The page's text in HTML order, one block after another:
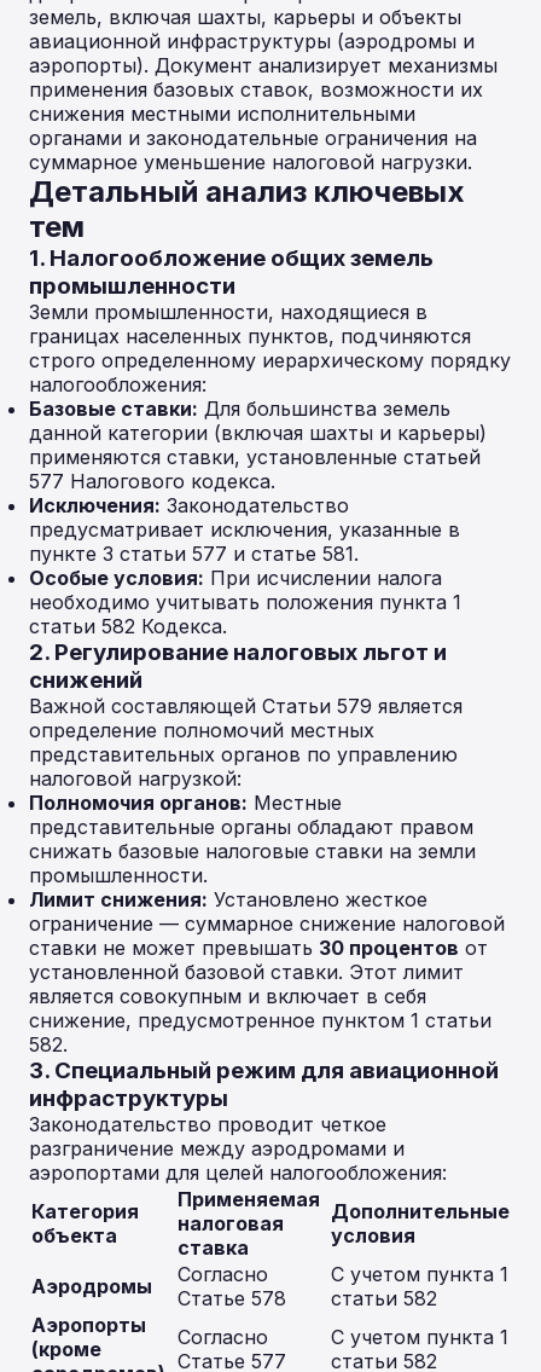
земель, включая шахты, карьеры и объекты
авиационной инфраструктуры (аэродромы и
аэропорты). Документ анализирует механизмы
применения базовых ставок, возможности их
снижения местными исполнительными
органами и законодательные ограничения на
суммарное уменьшение налоговой нагрузки.
Детальный анализ ключевых
тем
1. Налогообложение общих земель
промышленности
Земли промышленности, находящиеся в
границах населенных пунктов, подчиняются
строго определенному иерархическому порядку
налогообложения:
Базовые ставки: Для большинства земель
данной категории (включая шахты и карьеры)
применяются ставки, установленные статьей
577 Налогового кодекса.
Исключения: Законодательство
предусматривает исключения, указанные в
пункте 3 статьи 577 и статье 581.
Особые условия: При исчислении налога
необходимо учитывать положения пункта 1
статьи 582 Кодекса.
2. Регулирование налоговых льгот и
снижений
Важной составляющей Статьи 579 является
определение полномочий местных
представительных органов по управлению
налоговой нагрузкой:
Полномочия органов: Местные
представительные органы обладают правом
снижать базовые налоговые ставки на земли
промышленности.
Лимит снижения: Установлено жесткое
ограничение — суммарное снижение налоговой
ставки не может превышать 30 процентов от
установленной базовой ставки. Этот лимит
является совокупным и включает в себя
снижение, предусмотренное пунктом 1 статьи
582.
3. Специальный режим для авиационной
инфраструктуры
Законодательство проводит четкое
разграничение между аэродромами и
аэропортами для целей налогообложения:
Категория
объекта
Применяемая
налоговая
ставка
Дополнительные
условия
Аэродромы
Согласно
Статье 578
С учетом пункта 1
статьи 582
Аэропорты
(кроме
Согласно
Статье 577
С учетом пункта 1
статьи 582